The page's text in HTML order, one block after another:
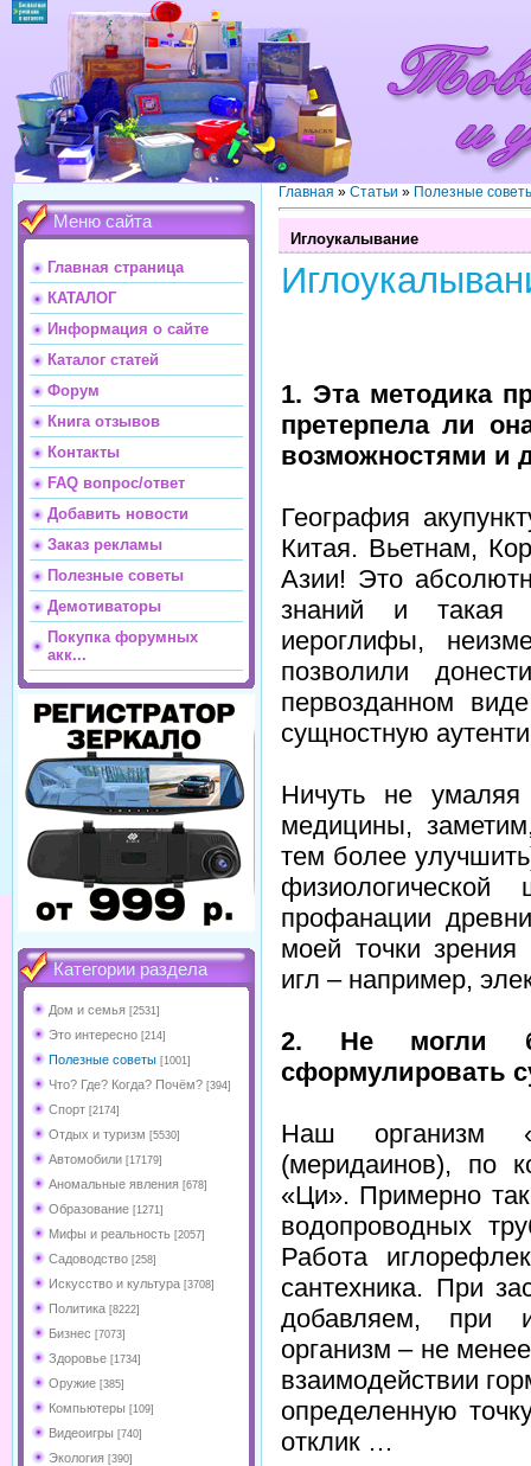
Меню сайта
Главная страница
КАТАЛОГ
Информация о сайте
Каталог статей
Форум
Книга отзывов
Контакты
FAQ вопрос/ответ
Добавить новости
Заказ рекламы
Полезные советы
Демотиваторы
Покупка форумных
акк...
Категории раздела
Дом и семья [2531]
Это интересно [214]
Полезные советы [1001]
Что? Где? Когда? Почём? [394]
Спорт [2174]
Отдых и туризм [5530]
Автомобили [17179]
Аномальные явления [678]
Образование [1271]
Мифы и реальность [2057]
Садоводство [258]
Искусство и культура [3708]
Политика [8222]
Бизнес [7073]
Здоровье [1734]
Оружие [385]
Компьютеры [109]
Видеоигры [740]
Экология [390]
Главная » Статьи » Полезные
Иглоукалывание
1. Эта методика
претерпела ли
возможностями и
География
Китая. Вьетнам,
Азии! Это
знаний и такая
иероглифы,
позволили
первозданном
сущностную
Ничуть не умаляя
медицины,
тем более
профанации
моей точки зрения
игл – например,
2. Не могли
сформулировать
Наш организм
(меридаинов), по
«Ци». Примерно
водопроводных
Работа
сантехника. При
добавляем, при
организм – не
взаимодействии
определенную
отклик …